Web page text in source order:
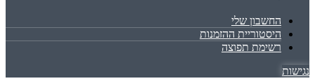
החשבון שלי
היסטוריית ההזמנות
רשימת תפוצה
נגישות